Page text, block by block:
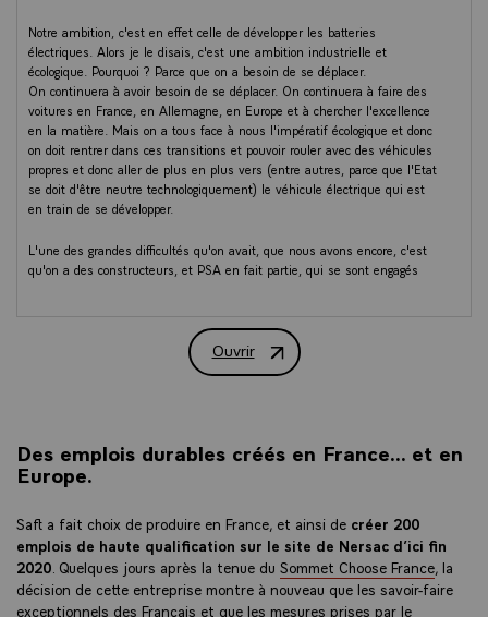
Notre ambition, c'est en effet celle de développer les batteries
électriques. Alors je le disais, c'est une ambition industrielle et
écologique. Pourquoi ? Parce que on a besoin de se déplacer.
On continuera à avoir besoin de se déplacer. On continuera à faire des
voitures en France, en Allemagne, en Europe et à chercher l'excellence
en la matière. Mais on a tous face à nous l'impératif écologique et donc
on doit rentrer dans ces transitions et pouvoir rouler avec des véhicules
propres et donc aller de plus en plus vers (entre autres, parce que l'Etat
se doit d'être neutre technologiquement) le véhicule électrique qui est
en train de se développer.
L'une des grandes difficultés qu'on avait, que nous avons encore, c'est
qu'on a des constructeurs, et PSA en fait partie, qui se sont engagés
Mais les batteries sont aujourd’hui totalement produites en Asie, Corée,
Chine, et marginalement au Japon.
Or, c'est 30 à 40 % de la valeur de la voiture de demain et si nous
comme ils veulent. Ce qu'ils ont commencé à faire.
Nous avons décidé, Allemagne et France, et j'espère qu'on va engager
vous m'entendez souvent parler de souveraineté européenne — qui est
de dire qu’on doit pouvoir, nous Européens, produire nos propres
batteries.
C'est ce grand plan d'un "Airbus" des batteries électriques qui a été
lancé, dans lequel on va investir massivement avec nos industriels. Ce
Ouvrir
Discours du Président Emmanuel
Des emplois durables créés en France... et en
Europe.
Saft a fait choix de produire en France, et ainsi de créer 200
emplois de haute qualification sur le site de Nersac d’ici fin
2020 . Quelques jours après la tenue du Sommet Choose France, la
décision de cette entreprise montre à nouveau que les savoir-faire
exceptionnels des Français et que les mesures prises par le